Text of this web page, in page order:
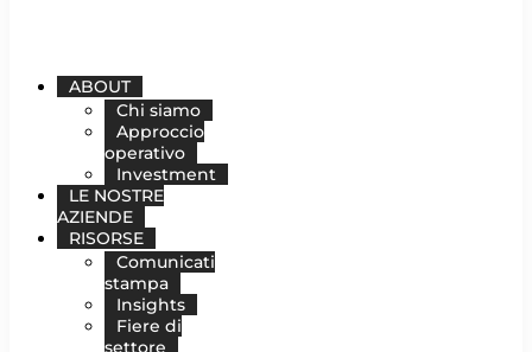
ABOUT
Chi siamo
Approccio
operativo
Investment
LE NOSTRE
AZIENDE
RISORSE
Comunicati
stampa
Insights
Fiere di
settore